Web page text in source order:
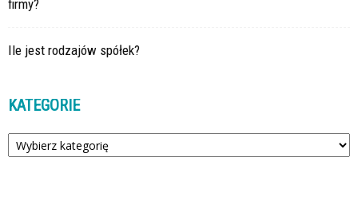
firmy?
Ile jest rodzajów spółek?
KATEGORIE
Kategorie